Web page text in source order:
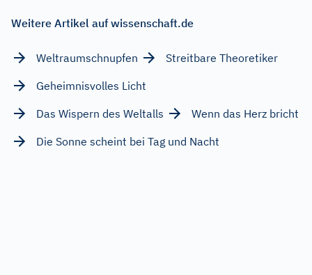
Weitere Artikel auf wissenschaft.de
Weltraumschnupfen
Streitbare Theoretiker
Geheimnisvolles Licht
Das Wispern des Weltalls
Wenn das Herz bricht
Die Sonne scheint bei Tag und Nacht